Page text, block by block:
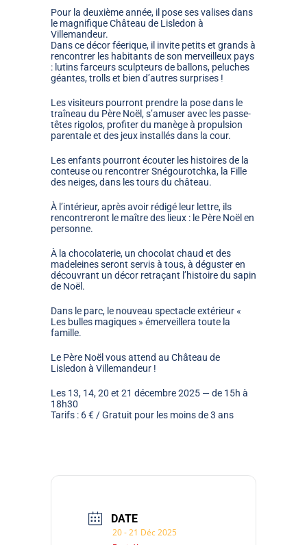
Pour la deuxième année, il pose ses valises dans
le magnifique Château de Lisledon à
Villemandeur.
Dans ce décor féerique, il invite petits et grands à
rencontrer les habitants de son merveilleux pays
: lutins farceurs sculpteurs de ballons, peluches
géantes, trolls et bien d’autres surprises !
Les visiteurs pourront prendre la pose dans le
traîneau du Père Noël, s’amuser avec les passe-
têtes rigolos, profiter du manège à propulsion
parentale et des jeux installés dans la cour.
Les enfants pourront écouter les histoires de la
conteuse ou rencontrer Snégourotchka, la Fille
des neiges, dans les tours du château.
À l’intérieur, après avoir rédigé leur lettre, ils
rencontreront le maître des lieux : le Père Noël en
personne.
À la chocolaterie, un chocolat chaud et des
madeleines seront servis à tous, à déguster en
découvrant un décor retraçant l’histoire du sapin
de Noël.
Dans le parc, le nouveau spectacle extérieur«
Les bulles magiques » émerveillera toute la
famille.
Le Père Noël vous attend au Château de
Lisledon à Villemandeur !
Les 13, 14, 20 et 21 décembre 2025 — de 15h à
18h30
Tarifs : 6 € / Gratuit pour les moins de 3 ans
DATE
20 - 21 Déc 2025